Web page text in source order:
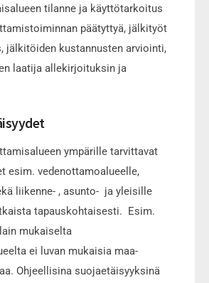
tilanne ja käyttötarkoitus
päätyttyä, jälkityöt
jälkitöiden kustannusten arviointi,
laatija allekirjoituksin ja
ympärille tarvittavat
esim. vedenottamoalueelle,
liikenne- , asunto- ja yleisille
tapauskohtaisesti. Esim.
mukaiselta
ei luvan mukaisia maa-
Ohjeellisina suojaetäisyyksinä